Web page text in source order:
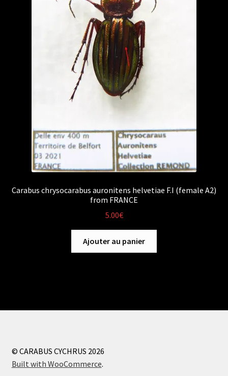
Carabus chrysocarabus auronitens helvetiae F.I (female A2)
from FRANCE
5.00€
Ajouter au panier
© CARABUS CYCHRUS 2026
Built with WooCommerce.